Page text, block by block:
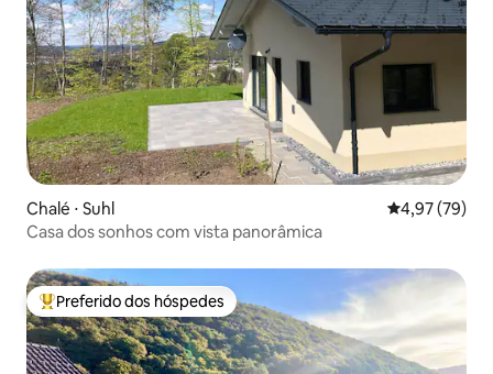
Chalé ⋅ Suhl 4,97 de uma
4,97 (79)
Casa dos sonhos com vista panorâmica
Entre os melhores preferidos dos hóspedes
Preferido dos hóspedes